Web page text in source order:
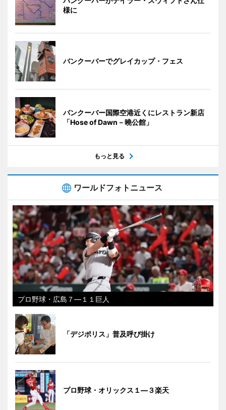
様に
バンクーバーでグレイカップ・フェス
バンクーバー国際空港近くにレストラン新店
「Hose of Dawn－曉公館」
もっと見る
ワールドフォトニュース
プロ野球・広島７―１１巨人
「デジポリス」普及呼び掛け
プロ野球・オリックス１―３楽天